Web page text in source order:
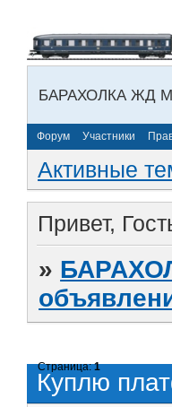
БАРАХОЛКА ЖД
Форум Участники
Активные
Привет,
»
Куплю
Страница:1